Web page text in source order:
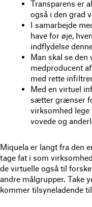
Transparens er
også i den grad
I samarbejde
have for øje,
indflydelse
Man skal se
medproducent
med rette
Med en virtuel
sætter grænser
virksomhed
vovede og
Miquela er langt fra den
tage fat i som
de virtuelle også til
andre målgrupper. Take
kommer tilsyneladende